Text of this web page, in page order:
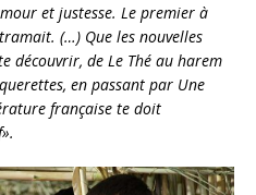
et justesse. Le premier à
(…) Que les nouvelles
découvrir, de Le Thé au harem
en passant par Une
française te doit